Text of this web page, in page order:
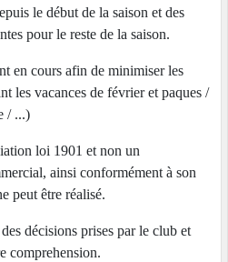
le début de la saison et des
pour le reste de la saison.
en cours afin de minimiser les
les vacances de février et paques /
/ ...)
loi 1901 et non un
ainsi conformément à son
peut être réalisé.
décisions prises par le club et
comprehension.